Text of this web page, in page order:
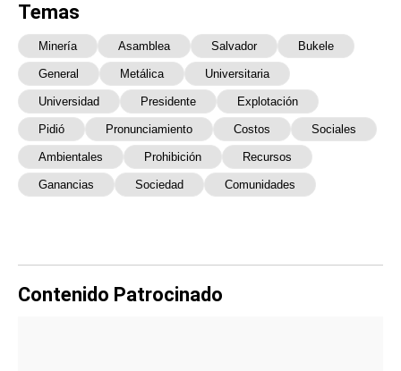
Temas
Minería Asamblea Salvador Bukele
General Metálica Universitaria
Universidad Presidente Explotación
Pidió Pronunciamiento Costos Sociales
Ambientales Prohibición Recursos
Ganancias Sociedad Comunidades
Contenido Patrocinado